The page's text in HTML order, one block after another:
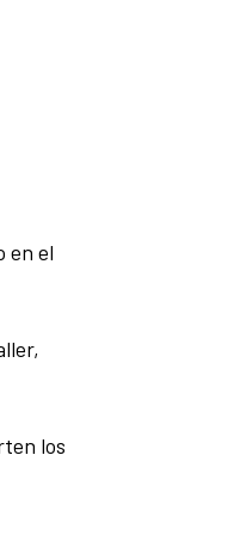
en el
los